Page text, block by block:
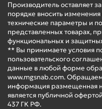
Производитель оставляет
порядке вносить
технические параметры и
представленных товарах,
функциональных и
** Вы принимаете условия
пользовательского
данные в любой форме
www.mgsnab.com.
информация размещенная
является публичной
437 ГК РФ.